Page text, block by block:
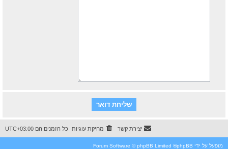
כל הזמנים הם UTC+03:00 מחיקת עוגיות יצירת קשר
מופעל על ידי phpBB
® Forum Software © phpBB Limited